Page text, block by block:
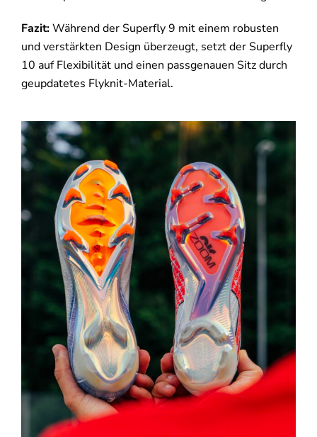
Fazit:Während der Superfly 9 mit einem robusten
und verstärkten Design überzeugt, setzt der Superfly
10 auf Flexibilität und einen passgenauen Sitz durch
geupdatetes Flyknit-Material.